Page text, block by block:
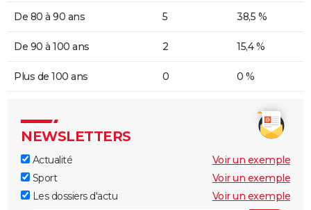
De 80 à 90 ans 5 38,5 %
De 90 à 100 ans 2 15,4 %
Plus de 100 ans 0 0 %
NEWSLETTERS
Actualité
Voir un exemple
Sport
Voir un exemple
Les dossiers d'actu
Voir un exemple